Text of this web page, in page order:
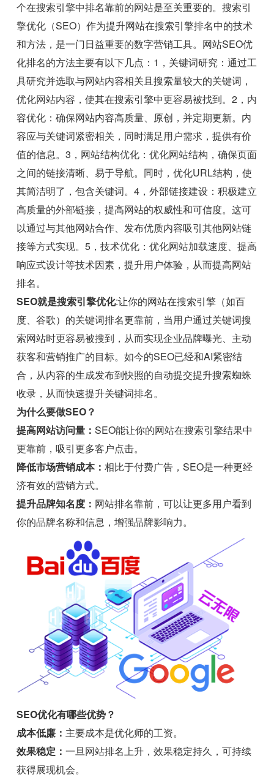
个在搜索引擎中排名靠前的网站是至关重要的。搜索引
擎优化（SEO）作为提升网站在搜索引擎排名中的技术
和方法，是一门日益重要的数字营销工具。网站SEO优
化排名的方法主要有以下几点：1，关键词研究：通过工
具研究并选取与网站内容相关且搜索量较大的关键词，
优化网站内容，使其在搜索引擎中更容易被找到。2，内
容优化：确保网站内容高质量、原创，并定期更新。内
容应与关键词紧密相关，同时满足用户需求，提供有价
值的信息。3，网站结构优化：优化网站结构，确保页面
之间的链接清晰、易于导航。同时，优化URL结构，使
其简洁明了，包含关键词。4，外部链接建设：积极建立
高质量的外部链接，提高网站的权威性和可信度。这可
以通过与其他网站合作、发布优质内容吸引其他网站链
接等方式实现。5，技术优化：优化网站加载速度、提高
响应式设计等技术因素，提升用户体验，从而提高网站
排名。
SEO就是搜索引擎优化:让你的网站在搜索引擎（如百
度、谷歌）的关键词排名更靠前，当用户通过关键词搜
索网站时更容易被搜到，从而实现企业品牌曝光、主动
获客和营销推广的目标。如今的SEO已经和AI紧密结
合，从内容的生成发布到快照的自动提交提升搜索蜘蛛
收录，从而快速提升关键词排名。
为什么要做SEO？
提高网站访问量：SEO能让你的网站在搜索引擎结果中
更靠前，吸引更多客户点击。
降低市场营销成本：相比于付费广告，SEO是一种更经
济有效的营销方式。
提升品牌知名度： 网站排名靠前，可以让更多用户看到
你的品牌名称和信息，增强品牌影响力。
SEO优化有哪些优势？
成本低廉： 主要成本是优化师的工资。
效果稳定：一旦网站排名上升，效果稳定持久，可持续
获得展现机会。